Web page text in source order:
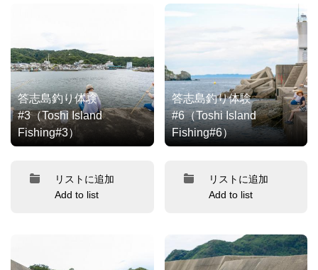
答志島釣り体験
#3（Toshi Island
Fishing#3）
リストに追加
Add to list
答志島釣り体験
#6（Toshi Island
Fishing#6）
リストに追加
Add to list